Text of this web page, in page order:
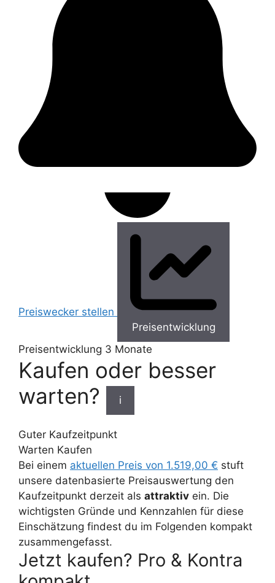
Preiswecker stellen
Preisentwicklung
Preisentwicklung 3 Monate
Kaufen oder besser
warten?
i
Guter Kaufzeitpunkt
Warten Kaufen
Bei einem aktuellen Preis von 1.519,00 € stuft
unsere datenbasierte Preisauswertung den
Kaufzeitpunkt derzeit als attraktiv ein. Die
wichtigsten Gründe und Kennzahlen für diese
Einschätzung findest du im Folgenden kompakt
zusammengefasst.
Jetzt kaufen? Pro & Kontra